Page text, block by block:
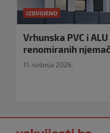
IZDVOJENO
Vrhunska PVC i
renomiranih
11. svibnja 2026.